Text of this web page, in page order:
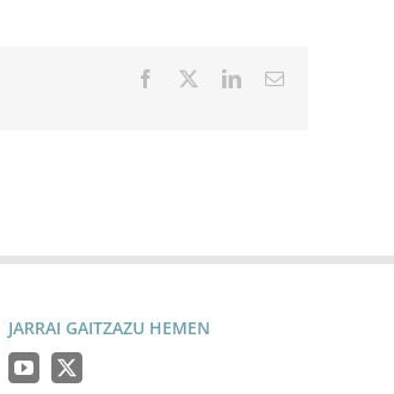
Facebook LinkedInEmail
JARRAI GAITZAZU HEMEN